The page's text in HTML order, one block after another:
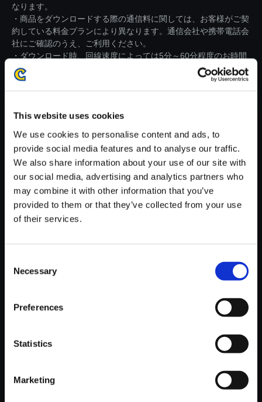
This website uses cookies
We use cookies to personalise content and ads, to
provide social media features and to analyse our traffic.
We also share information about your use of our site with
our social media, advertising and analytics partners who
may combine it with other information that you’ve
provided to them or that they’ve collected from your use
of their services.
Selection
Necessary
Preferences
Statistics
Marketing
なります。
・商品をダウンロードする際の通信料に関しては、お客様がご契
約している料金プランにより異なります。通信会社や携帯電話会
社にご確認のうえ、ご利用ください。
・ダウンロード時、回線速度によっては5分～60分程度のお時間
がかかる場合がございます。
※ご購入いただいたファイルのダウンロードの際には、通信環境
が安定しているWifi環境でお試しください。
【単曲】逆転裁判 蘇る逆転 オリ
ジナル・サウンドトラック 追憶
～DL6号事件
おすすめ商品